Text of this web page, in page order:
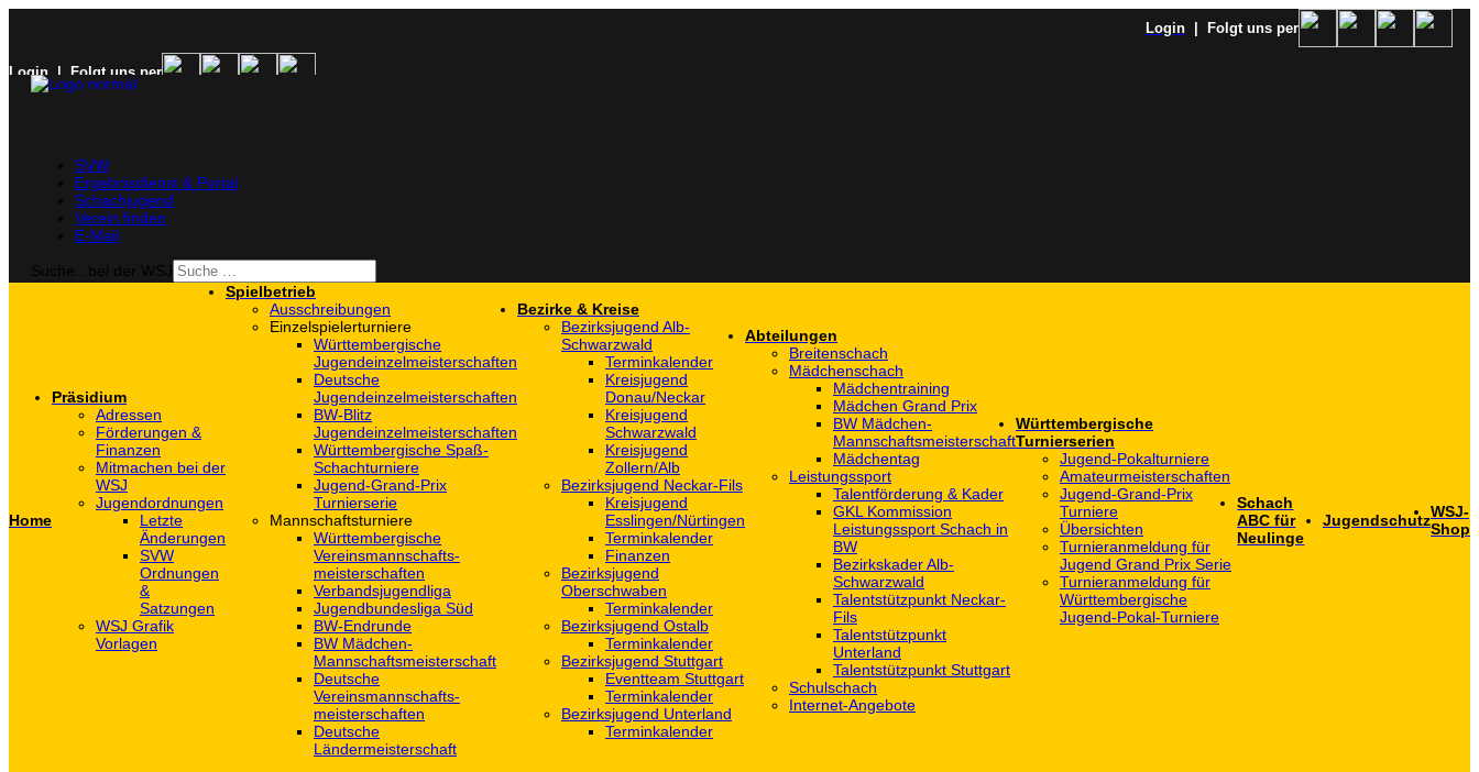
Login | Folgt uns per
Login | Folgt uns per
SVW
Ergebnisdienst & Portal
Schachjugend
Verein finden
E-Mail
Home
Präsidium
Adressen
Förderungen &
Finanzen
Mitmachen bei der
WSJ
Jugendordnungen
Letzte
Änderungen
SVW
Ordnungen
&
Satzungen
WSJ Grafik
Vorlagen
Spielbetrieb
Ausschreibungen
Einzelspielerturniere
Württembergische
Jugendeinzelmeisterschaften
Deutsche
Jugendeinzelmeisterschaften
BW-Blitz
Jugendeinzelmeisterschaften
Württembergische Spaß-
Schachturniere
Jugend-Grand-Prix
Turnierserie
Mannschaftsturniere
Württembergische
Vereinsmannschafts-
meisterschaften
Verbandsjugendliga
Jugendbundesliga Süd
BW-Endrunde
BW Mädchen-
Mannschaftsmeisterschaft
Deutsche
Vereinsmannschafts-
meisterschaften
Deutsche
Ländermeisterschaft
Bezirke & Kreise
Bezirksjugend Alb-
Schwarzwald
Terminkalender
Kreisjugend
Donau/Neckar
Kreisjugend
Schwarzwald
Kreisjugend
Zollern/Alb
Bezirksjugend Neckar-Fils
Kreisjugend
‎Esslingen/Nürtingen
Terminkalender
Finanzen
Bezirksjugend
Oberschwaben
Terminkalender
Bezirksjugend Ostalb
Terminkalender
Bezirksjugend Stuttgart
‎Eventteam Stuttgart
Terminkalender
Bezirksjugend Unterland
Terminkalender
Abteilungen
Breitenschach
Mädchenschach
Mädchentraining
Mädchen Grand Prix
BW Mädchen-
Mannschaftsmeisterschaft
Mädchentag
Leistungssport
Talentförderung & Kader
GKL Kommission
Leistungssport Schach in
BW
Bezirkskader Alb-
Schwarzwald
Talentstützpunkt Neckar-
Fils
Talentstützpunkt
Unterland
Talentstützpunkt Stuttgart
Schulschach
Internet-Angebote
Württembergische
Turnierserien
Jugend-Pokalturniere
Amateurmeisterschaften
Jugend-Grand-Prix
Turniere
Übersichten
Turnieranmeldung für
Jugend Grand Prix Serie
Turnieranmeldung für
Württembergische
Jugend-Pokal-Turniere
Schach
ABC für
Neulinge
JugendschutzWSJ-
Shop